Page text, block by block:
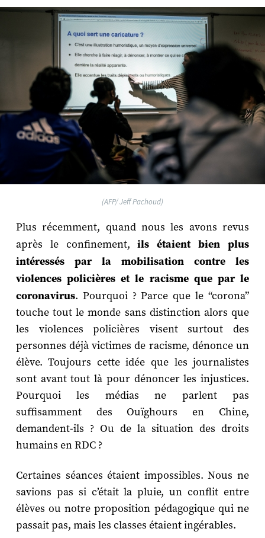
(AFP/ Jeff Pachoud)
Plus récemment, quand nous les avons revus
après le confinement, ils étaient bien plus
intéressés par la mobilisation contre les
violences policières et le racisme que par le
coronavirus. Pourquoi ? Parce que le “corona”
touche tout le monde sans distinction alors que
les violences policières visent surtout des
personnes déjà victimes de racisme, dénonce un
élève. Toujours cette idée que les journalistes
sont avant tout là pour dénoncer les injustices.
Pourquoi les médias ne parlent pas
suffisamment des Ouïghours en Chine,
demandent-ils ? Ou de la situation des droits
humains en RDC ?
Certaines séances étaient impossibles. Nous ne
savions pas si c’était la pluie, un conflit entre
élèves ou notre proposition pédagogique qui ne
passait pas, mais les classes étaient ingérables.